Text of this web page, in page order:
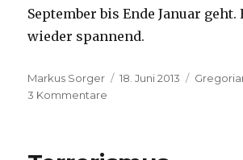
September bis Ende Januar
wieder spannend.
Autor
Markus Sorger
Veröffentlicht
18. Juni 2013
3 Kommentare